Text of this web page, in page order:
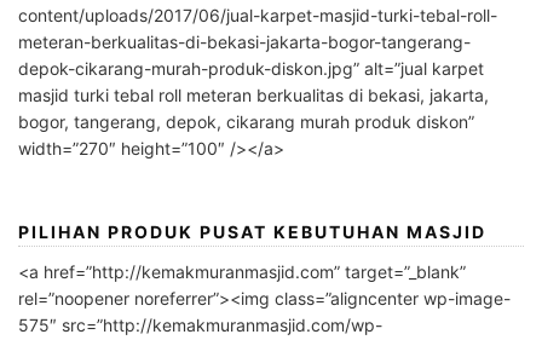
content/uploads/2017/06/jual-karpet-masjid-turki-tebal-roll-
meteran-berkualitas-di-bekasi-jakarta-bogor-tangerang-
depok-cikarang-murah-produk-diskon.jpg” alt=”jual karpet
masjid turki tebal roll meteran berkualitas di bekasi, jakarta,
bogor, tangerang, depok, cikarang murah produk diskon”
width=”270″ height=”100″ /></a>
PILIHAN PRODUK PUSAT KEBUTUHAN MASJID
<a href=”http://kemakmuranmasjid.com” target=”_blank”
rel=”noopener noreferrer”><img class=”aligncenter wp-image-
575″ src=”http://kemakmuranmasjid.com/wp-